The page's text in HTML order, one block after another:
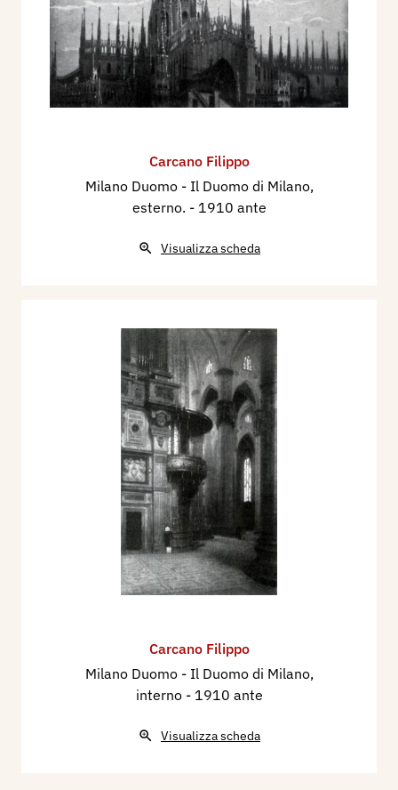
Carcano Filippo
Milano Duomo - Il Duomo di Milano,
esterno. - 1910 ante
Visualizza scheda
Carcano Filippo
Milano Duomo - Il Duomo di Milano,
interno - 1910 ante
Visualizza scheda